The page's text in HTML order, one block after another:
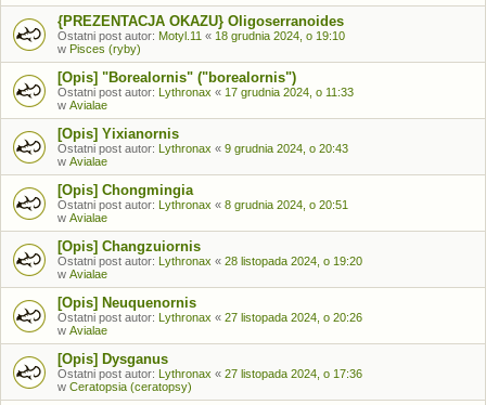
{PREZENTACJA OKAZU} Oligoserranoides
Ostatni post autor: Motyl.11 « 18 grudnia 2024, o 19:10
w Pisces (ryby)
[Opis] "Borealornis" ("borealornis")
Ostatni post autor: Lythronax « 17 grudnia 2024, o 11:33
w Avialae
[Opis] Yixianornis
Ostatni post autor: Lythronax « 9 grudnia 2024, o 20:43
w Avialae
[Opis] Chongmingia
Ostatni post autor: Lythronax « 8 grudnia 2024, o 20:51
w Avialae
[Opis] Changzuiornis
Ostatni post autor: Lythronax « 28 listopada 2024, o 19:20
w Avialae
[Opis] Neuquenornis
Ostatni post autor: Lythronax « 27 listopada 2024, o 20:26
w Avialae
[Opis] Dysganus
Ostatni post autor: Lythronax « 27 listopada 2024, o 17:36
w Ceratopsia (ceratopsy)